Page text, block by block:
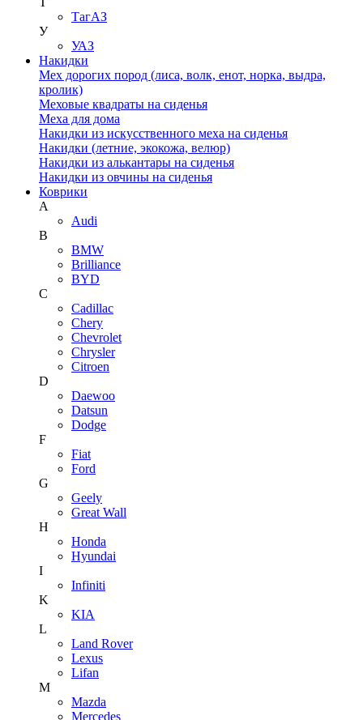
ТагАЗ
У
УАЗ
Накидки
Мех дорогих пород (лиса, волк, енот, норка, выдра,
кролик)
Меховые квадраты на сиденья
Меха для дома
Накидки из искусственного меха на сиденья
Накидки (летние, экокожа, велюр)
Накидки из алькантары на сиденья
Накидки из овчины на сиденья
Коврики
A
Audi
B
BMW
Brilliance
BYD
C
Cadillac
Chery
Chevrolet
Chrysler
Citroen
D
Daewoo
Datsun
Dodge
F
Fiat
Ford
G
Geely
Great Wall
H
Honda
Hyundai
I
Infiniti
K
KIA
L
Land Rover
Lexus
Lifan
M
Mazda
Mercedes